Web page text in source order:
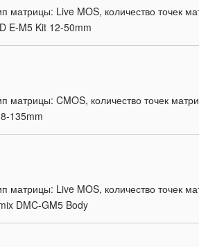
матрицы: Live MOS, количество точек
E-M5 Kit 12-50mm
матрицы: CMOS, количество точек
135mm
матрицы: Live MOS, количество точек
DMC-GM5 Body